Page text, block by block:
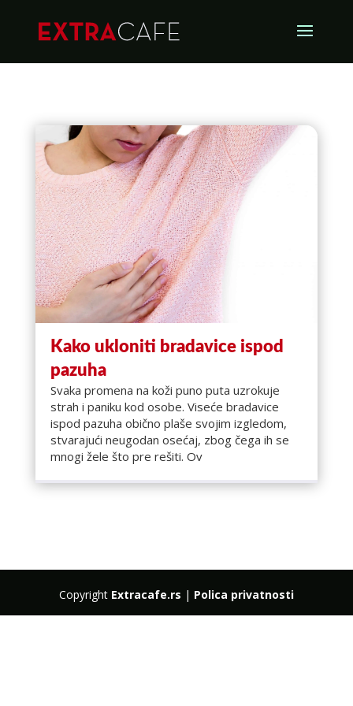
Kako ukloniti bradavice ispod
pazuha
Svaka promena na koži puno puta uzrokuje
strah i paniku kod osobe. Viseće bradavice
ispod pazuha obično plaše svojim izgledom,
stvarajući neugodan osećaj, zbog čega ih se
mnogi žele što pre rešiti. Ov
Copyright Extracafe.rs | Polica privatnosti